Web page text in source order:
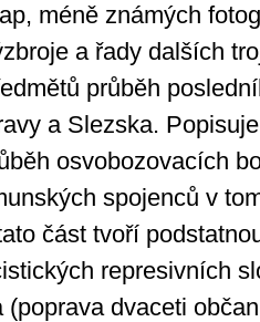
méně známých
a řady dalších
průběh
a Slezska.
osvobozovacích
spojenců v
část tvoří
represivních
(poprava dvaceti